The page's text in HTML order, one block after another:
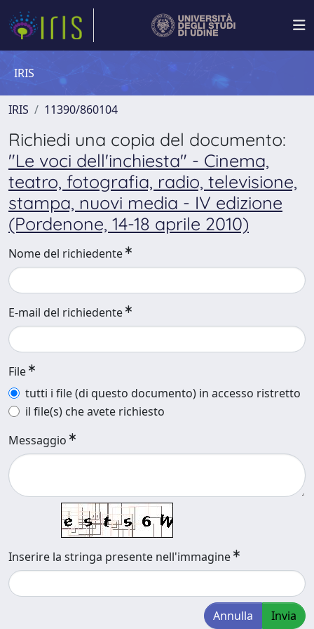
IRIS
IRIS 11390/860104
Richiedi una copia del documento:
"Le voci dell'inchiesta" - Cinema,
teatro, fotografia, radio, televisione,
stampa, nuovi media - IV edizione
(Pordenone, 14-18 aprile 2010)
Nome del richiedente
E-mail del richiedente
File
tutti i file (di questo documento) in accesso ristretto
il file(s) che avete richiesto
Messaggio
Inserire la stringa presente nell'immagine
Annulla Invia